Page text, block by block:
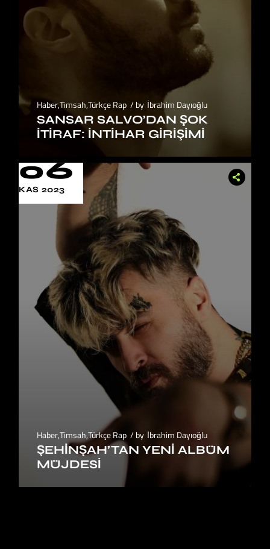
Haber,Timsah,Türkçe Rap by İbrahim Dayıoğlu
SANSAR SALVO’DAN ŞOK
İTIRAF: İNTIHAR GIRIŞIMI
06
KAS 2023
Haber,Timsah,Türkçe Rap by İbrahim Dayıoğlu
ŞEHINŞAH’TAN YENI ALBÜM
MÜJDESI